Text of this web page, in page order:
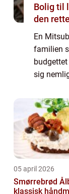
Bolig til
den
En
familien
sig
at du får
05 april 2026
Smørrebrød
klassisk